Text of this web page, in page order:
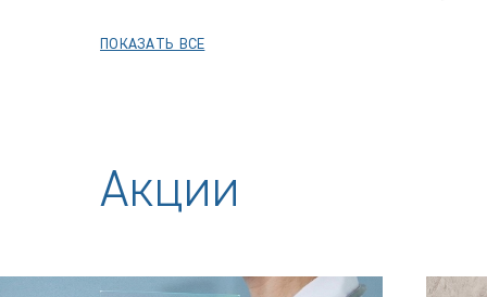
ПОКАЗАТЬ ВСЕ
Акции